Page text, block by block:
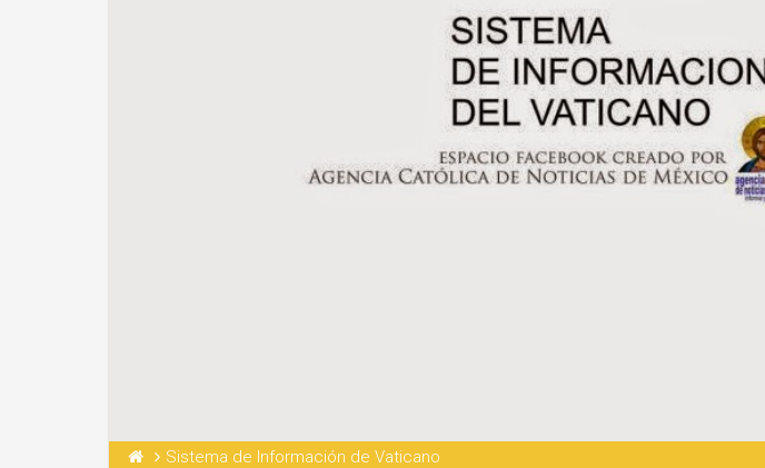
Sistema de Información de Vaticano